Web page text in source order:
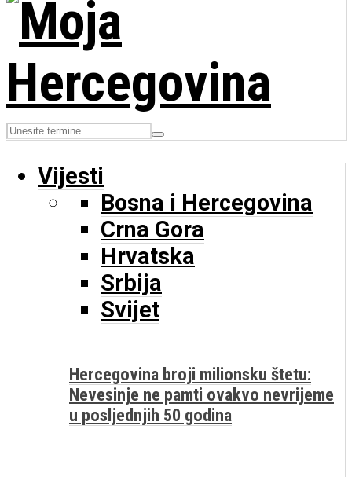
Vijesti
Bosna i Hercegovina
Crna Gora
Hrvatska
Srbija
Svijet
Hercegovina broji milionsku štetu:
Nevesinje ne pamti ovakvo nevrijeme
u posljednjih 50 godina